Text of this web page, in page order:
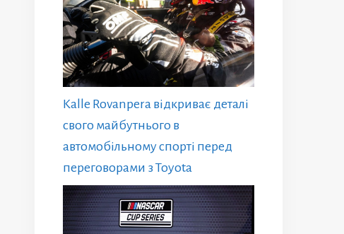
Kalle Rovanpera відкриває деталі
свого майбутнього в
автомобільному спорті перед
переговорами з Toyota